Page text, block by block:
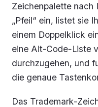
Zeichenpalette nach
„Pfeil“ ein, listet sie
einem Doppelklick
eine Alt-Code-Liste
durchzugehen, und
die genaue
Das Trademark-